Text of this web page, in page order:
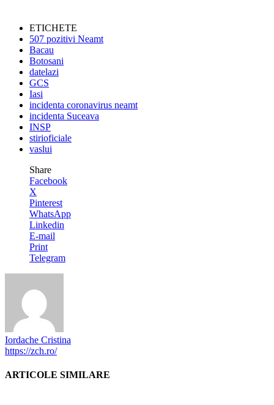
ETICHETE
507 pozitivi Neamt
Bacau
Botosani
datelazi
GCS
Iasi
incidenta coronavirus neamt
incidenta Suceava
INSP
stirioficiale
vaslui
Share
Facebook
X
Pinterest
WhatsApp
Linkedin
E-mail
Print
Telegram
Iordache Cristina
https://zch.ro/
ARTICOLE SIMILARE